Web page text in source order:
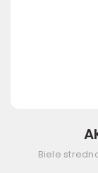
Biele